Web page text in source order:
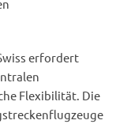
erfordert
Flexibilität. Die